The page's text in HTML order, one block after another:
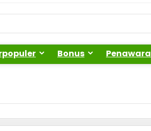
Bonus